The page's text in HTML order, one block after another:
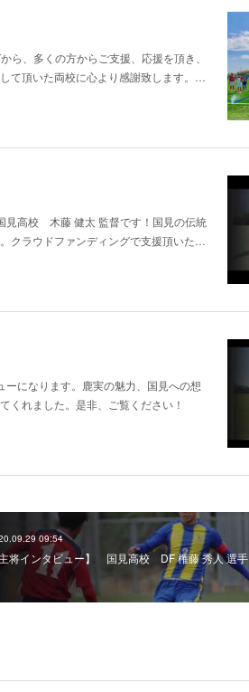
、多くの方からご支援、応援を頂き、
て頂いた両校に心より感謝致します。…
見高校 木藤 健太 監督です！国見の伝統
クラウドファンディングで支援頂いた…
になります。鹿実の魅力、国見への想
くれました。是非、ご覧ください！
09:54
主将インタビュー】 国見高校 DF 権藤 秀人 選手